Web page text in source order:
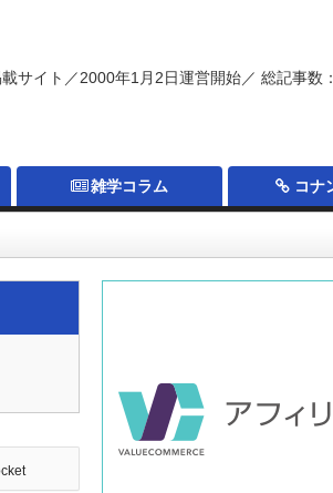
サイト／2000年1月2日運営開始／ 総記事数
雑学コラム コナ